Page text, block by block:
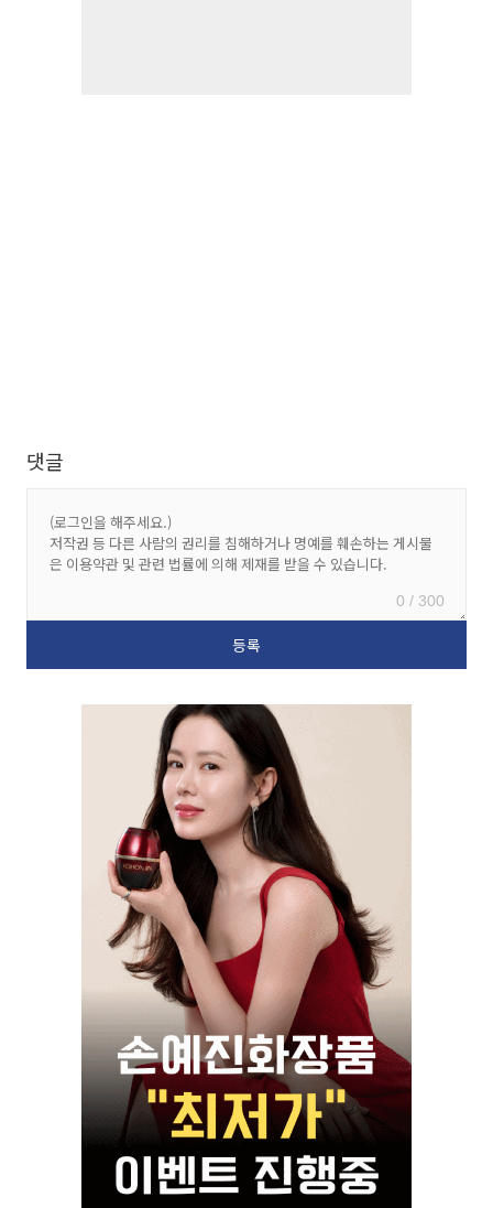
댓글
0 / 300